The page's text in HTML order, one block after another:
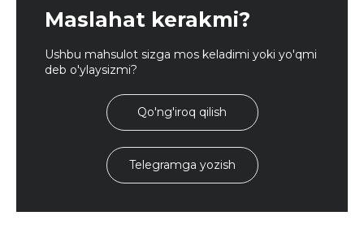
Maslahat kerakmi?
Ushbu mahsulot sizga mos keladimi yoki yo'qmi
deb o'ylaysizmi?
Qo'ng'iroq qilish
Telegramga yozish